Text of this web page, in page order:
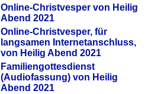
Online-Christvesper von Heilig
Abend 2021
Online-Christvesper, für
langsamen Internetanschluss,
von Heilig Abend 2021
Familiengottesdienst
(Audiofassung) von Heilig
Abend 2021